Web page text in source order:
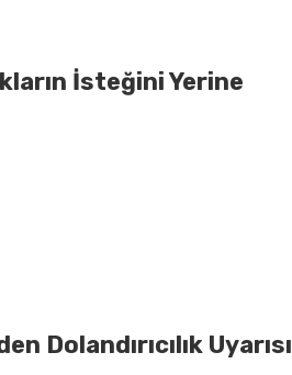
İsteğini Yerine
Dolandırıcılık Uyarısı